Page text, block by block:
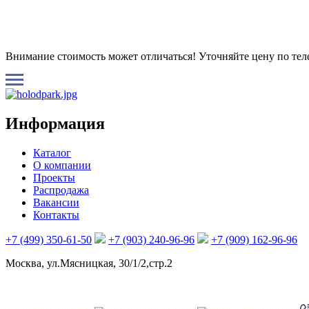
Внимание стоимость может отличаться! Уточняйте цену по
Информация
Каталог
О компании
Проекты
Распродажа
Вакансии
Контакты
+7 (499) 350-61-50 +7 (903) 240-96-96
+7 (909) 162-96-96
Москва, ул.Мясницкая, 30/1/2,стр.2